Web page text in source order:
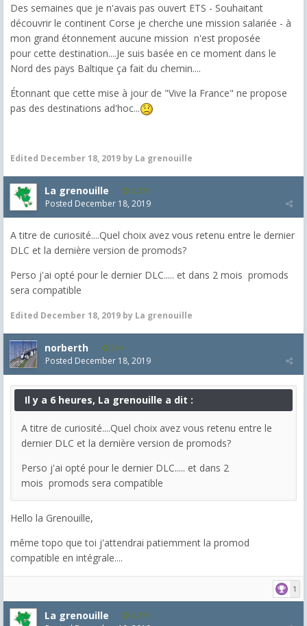
Des semaines que je n'avais pas ouvert ETS - Souhaitant
découvrir le continent Corse je cherche une mission salariée - à
mon grand étonnement aucune mission n'est proposée
pour cette destination....Je suis basée en ce moment dans le
Nord des pays Baltique ça fait du chemin....
Étonnant que cette mise à jour de "Vive la France" ne propose
pas des destinations ad'hoc...
Edited December 18, 2019 by La grenouille
La grenouille 3,271
Posted December 18, 2019
A titre de curiosité....Quel choix avez vous retenu entre le dernier
DLC et la dernière version de promods?
Perso j'ai opté pour le dernier DLC..... et dans 2 mois promods
sera compatible
Edited December 18, 2019 by La grenouille
norberth 354
Posted December 18, 2019
Il y a 6 heures, La grenouille a dit :
A titre de curiosité....Quel choix avez vous retenu entre le
dernier DLC et la dernière version de promods?
Perso j'ai opté pour le dernier DLC..... et dans 2
mois promods sera compatible
Hello la Grenouille,
même topo que toi j'attendrai patiemment la promod
compatible en intégrale....
1
La grenouille 3,271